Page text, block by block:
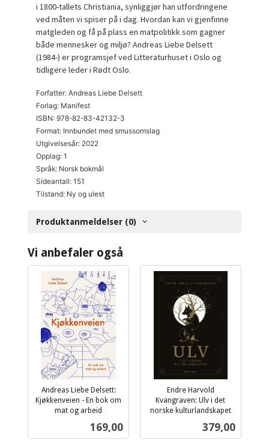
i 1800-tallets Christiania, synliggjør han utfordringene
ved måten vi spiser på i dag. Hvordan kan vi gjenfinne
matgleden og få på plass en matpolitikk som gagner
både mennesker og miljø? Andreas Liebe Delsett
(1984-) er programsjef ved Litteraturhuset i Oslo og
tidligere leder i Rødt Oslo.
Forfatter: Andreas Liebe Delsett
Forlag: Manifest
ISBN: 978-82-83-42132-3
Format: Innbundet med smussomslag
Utgivelsesår: 2022
Opplag: 1
Språk: Norsk bokmål
Sideantall: 151
Tilstand: Ny og ulest
Produktanmeldelser (0)
Vi anbefaler også
Andreas Liebe Delsett:
Kjøkkenveien - En bok om
mat og arbeid
Pris
169,00
Endre Harvold
Kvangraven: Ulv i det
norske kulturlandskapet
Pris
379,00